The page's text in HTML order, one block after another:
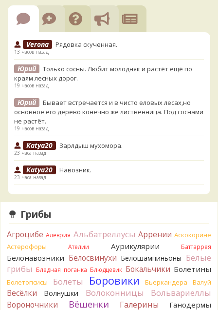
Verona Рядовка скученная.
13 часов назад
Юрий
Только сосны. Любит молодняк и растёт ещё по
краям лесных дорог.
19 часов назад
Юрий
Бывает встречается и в чисто еловых лесах,но
основное его дерево конечно же лиственница. Под соснами
не растёт.
19 часов назад
Katya20 Зарлдыш мухомора.
23 часа назад
Katya20 Навозник.
23 часа назад
Verona Скорее всего он.
2 дня назад
Verona
2 дня назад
Verona
Рядовка мыльная, судя по пластинкам.
Правильно сделали, что не взяли.
2 дня назад
BorisM Подгруздок чёрный, или близкие виды
2 дня назад
Грибы
Агроцибе Алеврия Альбатреллусы Аррении Аскокорине
Астерофоры
Ателии Аурикулярии Баттаррея
Белонавозники Белосвинухи Белошампиньоны Белые
грибы Бледная поганка Блюдцевик Бокальчики Болетины
Болетопсисы Болеты Боровики Бьеркандера Валуй
Весёлки Волнушки Волоконницы Вольвариеллы
Вороночники Вёшенки Галерины Ганодермы